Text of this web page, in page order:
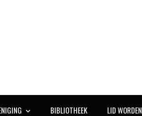
BIBLIOTHEEK LID WORDEN